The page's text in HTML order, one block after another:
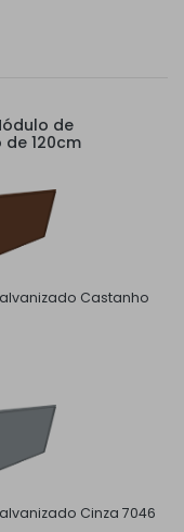
de
120cm
Castanho
Cinza 7046